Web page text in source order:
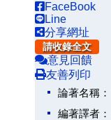
FaceBook
Line
分享網址
請收錄全文
意見回饋
友善列印
論著名稱：
編著譯者：